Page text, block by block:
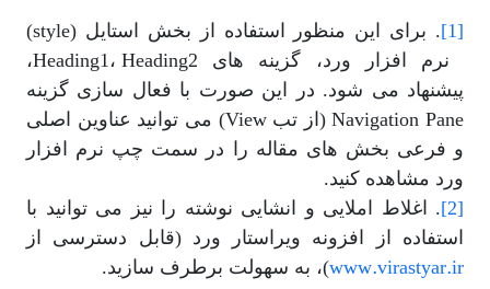
[1]
. برای این منظور استفاده از بخش استایل (style)
نرم افزار ورد، گزینه های Heading1، Heading2،
پیشنهاد می شود. در این صورت با فعال سازی گزینه
Navigation Pane (از تب View) می توانید عناوین اصلی
و فرعی بخش های مقاله را در سمت چپ نرم افزار
ورد مشاهده کنید.
[2]
. اغلاط املایی و انشایی نوشته را نیز می توانید با
استفاده از افزونه ویراستار ورد (قابل دسترسی از
www.virastyar.ir)، به سهولت برطرف سازید.